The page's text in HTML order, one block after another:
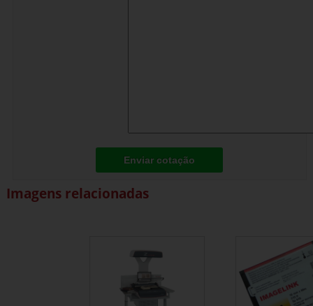
Enviar cotação
Imagens relacionadas